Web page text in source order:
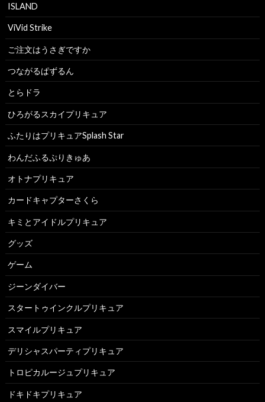
ISLAND
ViVid Strike
ご注文はうさぎですか
つながるぱずるん
とらドラ
ひろがるスカイプリキュア
ふたりはプリキュアSplash Star
わんだふるぷりきゅあ
オトナプリキュア
カードキャプターさくら
キミとアイドルプリキュア
グッズ
ゲーム
ジーンダイバー
スタートゥインクルプリキュア
スマイルプリキュア
デリシャスパーティプリキュア
トロピカルージュプリキュア
ドキドキプリキュア